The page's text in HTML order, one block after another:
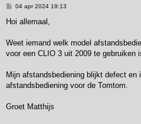
B
r
h
04 apr 2024 19:13
Hoi allemaal,
Weet iemand welk model
voor een CLIO 3 uit 2009 te gebruiken
Mijn afstandsbediening blijkt defect en
afstandsbediening voor de Tomtom.
Groet Matthijs